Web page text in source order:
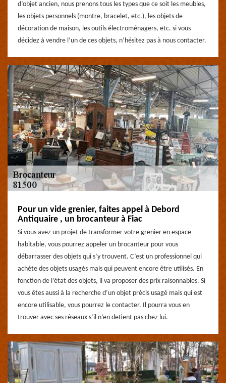
d’objet ancien, nous prenons tous les types que ce soit les meubles,
les objets personnels (montre, bracelet, etc.), les objets de
décoration de maison, les outils électroménagers, etc. si vous
décidez à vendre l’un de ces objets, n’hésitez pas à nous contacter.
Pour un vide grenier, faites appel à Debord
Antiquaire , un brocanteur à Fiac
Si vous avez un projet de transformer votre grenier en espace
habitable, vous pourrez appeler un brocanteur pour vous
débarrasser des objets qui s’y trouvent. C’est un professionnel qui
achète des objets usagés mais qui peuvent encore être utilisés. En
fonction de l’état des objets, il va proposer des prix raisonnables. Si
vous êtes aussi à la recherche d’un objet précis usagé mais qui est
encore utilisable, vous pourrez le contacter. Il pourra vous en
trouver avec ses réseaux s’il n’en detient pas chez lui.